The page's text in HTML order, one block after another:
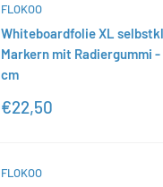
FLOKOO
Whiteboardfolie XL
Markern mit Radiergummi
cm
Sonderpreis
€22,50
FLOKOO